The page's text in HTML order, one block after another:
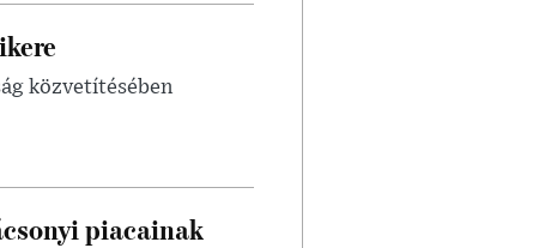
közvetítésében
piacainak